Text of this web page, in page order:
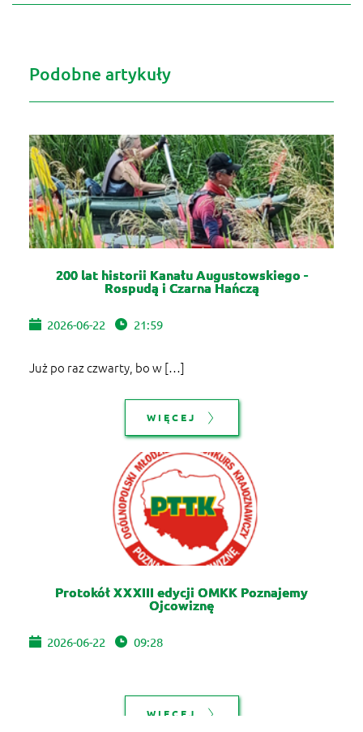
Podobne artykuły
200 lat historii Kanału Augustowskiego -
Rospudą i Czarna Hańczą
2026-06-22 21:59
Już po raz czwarty, bo w […]
WIĘCEJ
Protokół XXXIII edycji OMKK Poznajemy
Ojcowiznę
2026-06-22 09:28
WIĘCEJ